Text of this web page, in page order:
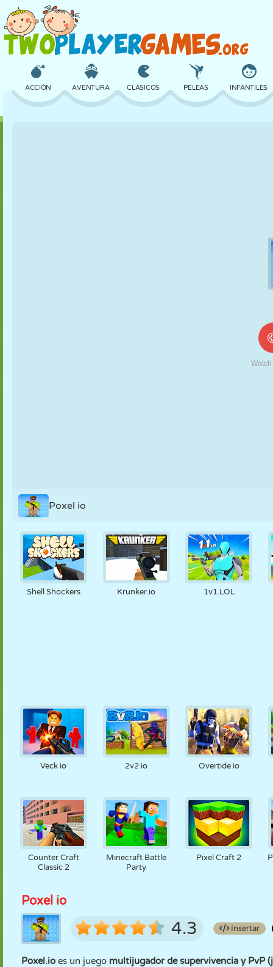
ACCIÓN AVENTURA CLÁSICOS PELEAS INFANTILES
LABERINTOS
TRES EN RAYA
Poxel io
Shell Shockers Krunker.io 1v1.LOL
Veck io 2v2 io Overtide io
Counter Craft
Classic 2
Minecraft Battle
Party
Pixel Craft 2
Poxel io
4.3 Insertar
Poxel.io es un juego multijugador de supervivencia y PvP